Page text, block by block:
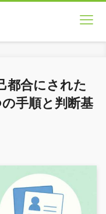
都合にされた
の手順と判断基